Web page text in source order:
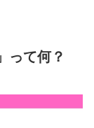
って何？